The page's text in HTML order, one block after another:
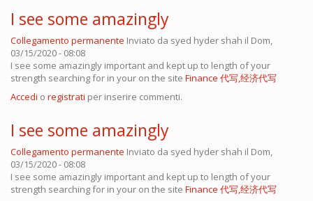
I see some amazingly
Collegamento permanente Inviato da syed hyder shah il Dom,
03/15/2020 - 08:08
I see some amazingly important and kept up to length of your
strength searching for in your on the site Finance 代写,经济代写
Accedi o registrati per inserire commenti.
I see some amazingly
Collegamento permanente Inviato da syed hyder shah il Dom,
03/15/2020 - 08:08
I see some amazingly important and kept up to length of your
strength searching for in your on the site Finance 代写,经济代写